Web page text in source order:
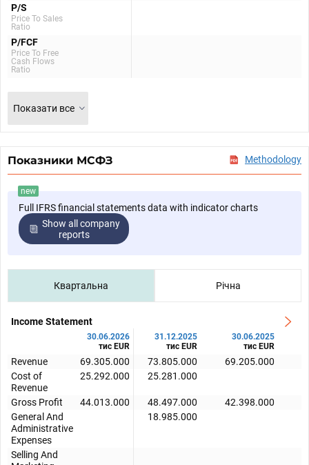
P/S
Price To Sales
Ratio
P/FCF
Price To Free
Cash Flows
Ratio
Показати все
Показники МСФЗ Methodology
new
Full IFRS financial statements data with indicator charts
Show all company
reports
Квартальна Річна
Income Statement
30.06.2026
тис EUR
31.12.2025
тис EUR
30.06.2025
тис EUR
Revenue 69.305.000 73.805.000 69.205.000
Cost of
Revenue
25.292.000 25.281.000
Gross Profit 44.013.000 48.497.000 42.398.000
General And
Administrative
Expenses
18.985.000
Selling And